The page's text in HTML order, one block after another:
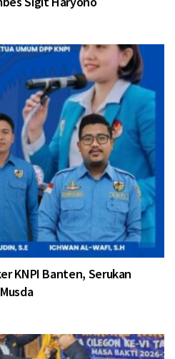
KNPI Banten, Serukan